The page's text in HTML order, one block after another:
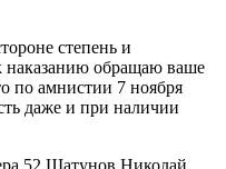
степень и
наказанию обращаю ваше
по амнистии 7 ноября
даже и при наличии
52 Шатунов Николай